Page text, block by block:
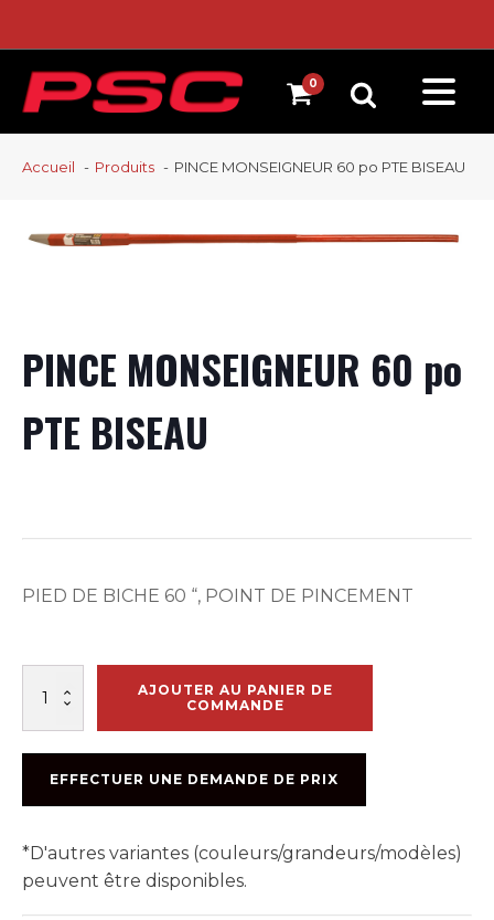
Accueil Produits PINCE MONSEIGNEUR 60 po PTE BISEAU
PINCE MONSEIGNEUR 60 po
PTE BISEAU
PIED DE BICHE 60 “, POINT DE PINCEMENT
PINCE
PTE
AJOUTER AU PANIER DE
COMMANDE
EFFECTUER UNE DEMANDE DE PRIX
*D'autres variantes (couleurs/grandeurs/modèles)
peuvent être disponibles.